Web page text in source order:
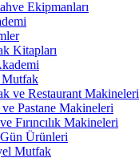
Kitapları
ve Restaurant Makineleri
ve Pastane Makineleri
ve Fırıncılık Makineleri
Ürünleri